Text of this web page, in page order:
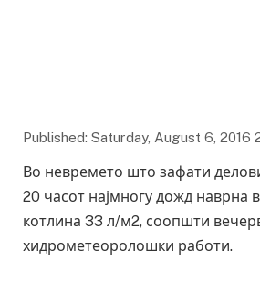
Published: Saturday, August 6, 2016
Во невремето што зафати
20 часот најмногу дожд наврна
котлина 33 л/м2, соопшти
хидрометеоролошки работи.